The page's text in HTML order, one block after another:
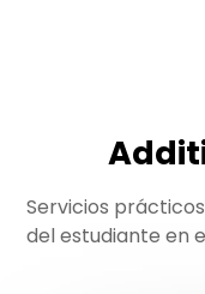
Servicios
del estudiante en